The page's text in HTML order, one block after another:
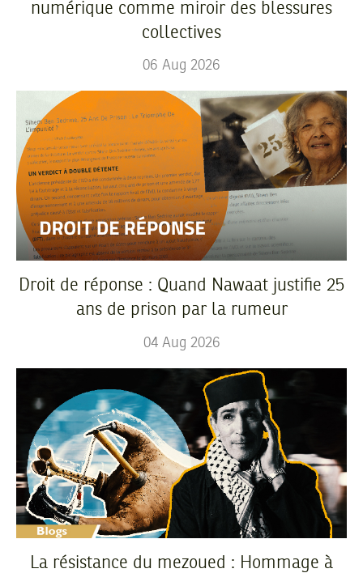
numérique comme miroir des blessures
collectives
06 Aug 2026
Droit de réponse : Quand Nawaat justifie 25
ans de prison par la rumeur
04 Aug 2026
La résistance du mezoued : Hommage à